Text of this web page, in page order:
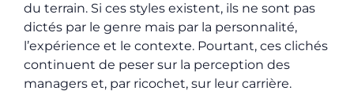
du terrain. Si ces styles existent, ils ne sont pas
dictés par le genre mais par la personnalité,
l’expérience et le contexte. Pourtant, ces clichés
continuent de peser sur la perception des
managers et, par ricochet, sur leur carrière.